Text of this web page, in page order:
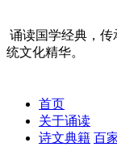
诵读国学经典，
统文化精华。
首页
关于诵读
诗文典籍 百